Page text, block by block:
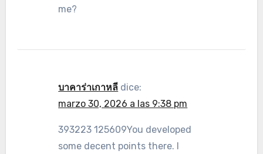
me?
บาคาร่าเกาหลี dice:
marzo 30, 2026 a las 9:38 pm
393223 125609You developed
some decent points there. I